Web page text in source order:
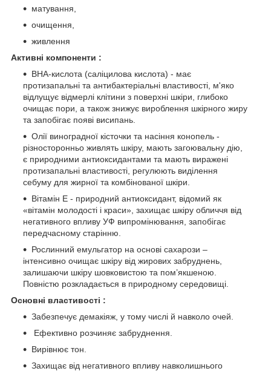
матування,
очищення,
живлення
Активні компоненти :
BHA-кислота (саліцилова кислота) - має
протизапальні та антибактеріальні властивості, м'яко
відлущує відмерлі клітини з поверхні шкіри, глибоко
очищає пори, а також знижує вироблення шкірного жиру
та запобігає появі висипань.
Олії виноградної кісточки та насіння конопель -
різносторонньо живлять шкіру, мають загоювальну дію,
є природними антиоксидантами та мають виражені
протизапальні властивості, регулюють виділення
себуму для жирної та комбінованої шкіри.
Вітамін E - природний антиоксидант, відомий як
«вітамін молодості і краси», захищає шкіру обличчя від
негативного впливу УФ випромінювання, запобігає
передчасному старінню.
Рослинний емульгатор на основі сахарози –
інтенсивно очищає шкіру від жирових забруднень,
залишаючи шкіру шовковистою та пом’якшеною.
Повністю розкладається в природному середовищі.
Основні властивості :
Забезпечує демакіяж, у тому числі й навколо очей.
Ефективно розчиняє забруднення.
Вирівнює тон.
Захищає від негативного впливу навколишнього